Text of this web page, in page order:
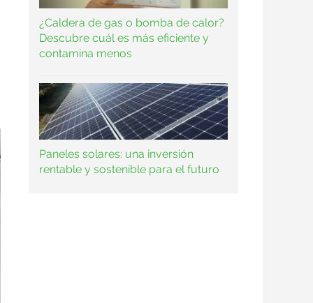
¿Caldera de gas o bomba de calor?
Descubre cuál es más eficiente y
contamina menos
Paneles solares: una inversión
rentable y sostenible para el futuro